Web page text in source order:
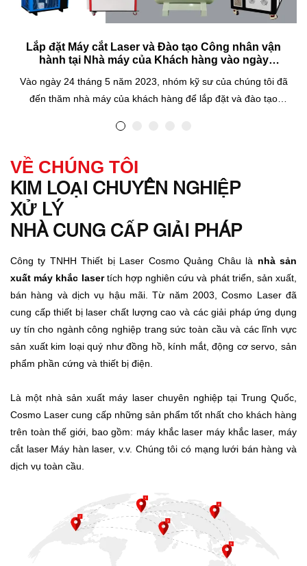
Lắp đặt Máy cắt Laser và Đào tạo Công nhân vận
hành tại Nhà máy của Khách hàng vào ngày
Vào ngày 24 tháng 5 năm 2023, nhóm kỹ sư của chúng tôi đã
đến thăm nhà máy của khách hàng để lắp đặt và đào tạo
này là thiết bị hiệu suất cao có thể cắt các vật liệu kim loại
blog này, chúng tôi sẽ chia sẻ chi tiết về quy trình cài đặt, buổi
đào tạo và lợi ích của việc sử dụng máy cắt laser sợi quang
VỀ CHÚNG TÔI
KIM LOẠI CHUYÊN NGHIỆP
XỬ LÝ
NHÀ CUNG CẤP GIẢI PHÁP
Công ty TNHH Thiết bị Laser Cosmo Quảng Châu là nhà sản
xuất máy khắc lasertích hợp nghiên cứu và phát triển, sản xuất,
bán hàng và dịch vụ hậu mãi. Từ năm 2003, Cosmo Laser đã
cung cấp thiết bị laser chất lượng cao và các giải pháp ứng dụng
uy tín cho ngành công nghiệp trang sức toàn cầu và các lĩnh vực
sản xuất kim loại quý như đồng hồ, kính mắt, động cơ servo, sản
phẩm phần cứng và thiết bị điện.
Là một nhà sản xuất máy laser chuyên nghiệp tại Trung Quốc,
Cosmo Laser cung cấp những sản phẩm tốt nhất cho khách hàng
trên toàn thế giới, bao gồm: máy khắc laser máy khắc laser, máy
cắt laser Máy hàn laser, v.v. Chúng tôi có mạng lưới bán hàng và
dịch vụ toàn cầu.